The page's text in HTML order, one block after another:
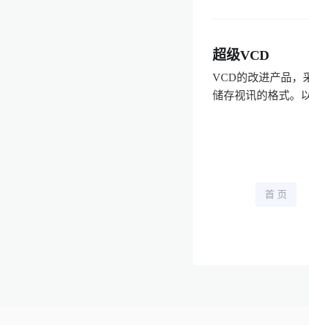
超级VCD
VCD的改进产品，
储存视讯的格式。
首 页